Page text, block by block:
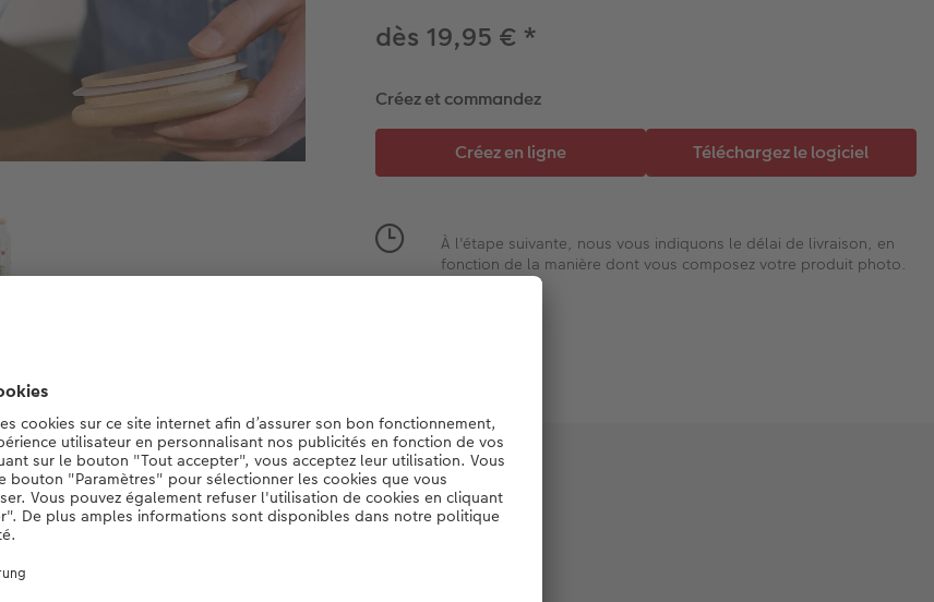
dès 19,95 € *
Créez et commandez
À l'étape suivante, nous vous indiquons le délai de livraison, en
fonction de la manière dont vous composez votre produit photo.
Informations produit :